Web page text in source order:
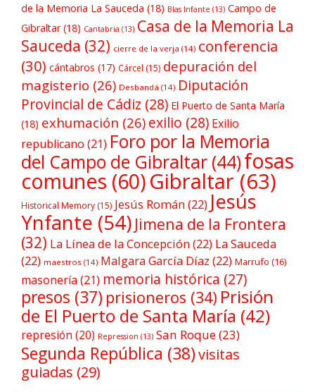
de la Memoria La Sauceda (18) Blas Infante (13) Campo de
Gibraltar(18) Cantabria (13) Casa de la Memoria La
Sauceda (32) cierre de la verja (14) conferencia
(30) cántabros (17) Cárcel (15) depuración del
magisterio (26) Desbandá (14) Diputación
Provincial de Cádiz (28) El Puerto de Santa María
(18) exhumación (26) exilio (28) Exilio
republicano (21) Foro por la Memoria
del Campo de Gibraltar (44)fosas
comunes (60)Gibraltar(63)
Historical Memory (15) Jesús Román(22) Jesús
Ynfante (54) Jimena de la Frontera
(32) La Línea de la Concepción(22) La Sauceda
(22) maestros (14) Malgara García Díaz (22) Marrufo (16)
masonería (21) memoria histórica (27)
presos (37) prisioneros (34) Prisión
de El Puerto de Santa María (42)
represión (20) Repression (13) San Roque(23)
Segunda República (38)visitas
guiadas (29)